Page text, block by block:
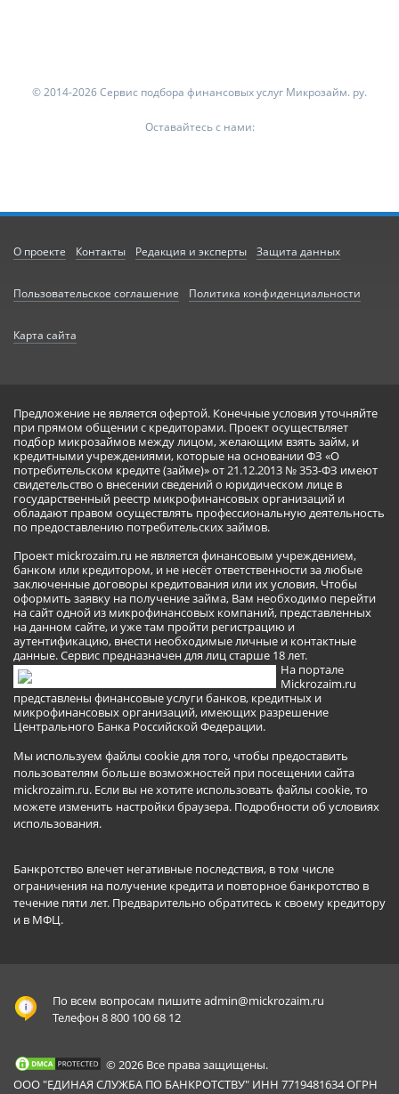
© 2014-2026 Сервис подбора финансовых услуг Микрозайм. ру.
Оставайтесь с нами:
О проекте Контакты Редакция и эксперты Защита данных
Пользовательское соглашение Политика конфиденциальности
Карта сайта
Предложение не является офертой. Конечные условия уточняйте
при прямом общении с кредиторами. Проект осуществляет
подбор микрозаймов между лицом, желающим взять займ, и
кредитными учреждениями, которые на основании ФЗ «О
потребительском кредите (займе)» от 21.12.2013 № 353-ФЗ имеют
свидетельство о внесении сведений о юридическом лице в
государственный реестр микрофинансовых организаций и
обладают правом осуществлять профессиональную деятельность
по предоставлению потребительских займов.
Проект mickrozaim.ru не является финансовым учреждением,
банком или кредитором, и не несёт ответственности за любые
заключенные договоры кредитования или их условия. Чтобы
оформить заявку на получение займа, Вам необходимо перейти
на сайт одной из микрофинансовых компаний, представленных
на данном сайте, и уже там пройти регистрацию и
аутентификацию, внести необходимые личные и контактные
данные. Сервис предназначен для лиц старше 18 лет.
На портале
Mickrozaim.ru
представлены финансовые услуги банков, кредитных и
микрофинансовых организаций, имеющих разрешение
Центрального Банка Российской Федерации.
Мы используем файлы cookie для того, чтобы предоставить
пользователям больше возможностей при посещении сайта
mickrozaim.ru. Если вы не хотите использовать файлы cookie, то
можете изменить настройки браузера. Подробности об условиях
использования.
Банкротство влечет негативные последствия, в том числе
ограничения на получение кредита и повторное банкротство в
течение пяти лет. Предварительно обратитесь к своему кредитору
и в МФЦ.
По всем вопросам пишитеadmin@mickrozaim.ru
Телефон 8 800 100 68 12
© 2026 Все права защищены.
ООО "ЕДИНАЯ СЛУЖБА ПО БАНКРОТСТВУ" ИНН 7719481634 ОГРН